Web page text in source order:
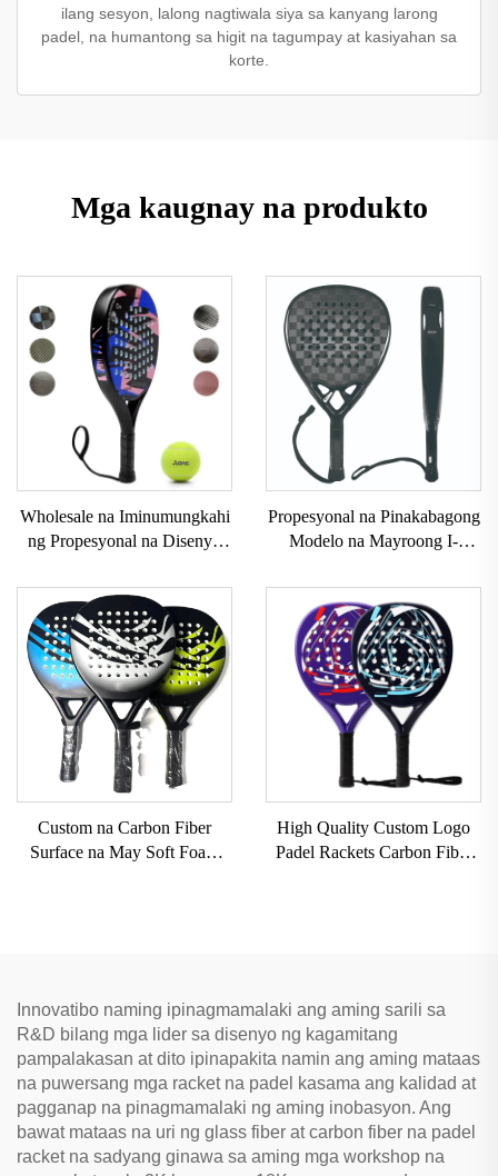
ilang sesyon, lalong nagtiwala siya sa kanyang larong
padel, na humantong sa higit na tagumpay at kasiyahan sa
korte.
Mga kaugnay na produkto
Wholesale na Iminumungkahi
ng Propesyonal na Disenyo
Raket sa Padel Mga Serbisyo
sa OEM Custom na Gawa na
Mga Raket sa Paddle
Propesyonal na Pinakabagong
Modelo na Mayroong I-
na Propesyonal na Paddle
Tennis Padel Raket
Custom na Carbon Fiber
Surface na May Soft Foam
High Quality Custom Logo
Padel Rackets Carbon Fiber
Innovatibo naming ipinagmamalaki ang aming sarili sa
R&D bilang mga lider sa disenyo ng kagamitang
pampalakasan at dito ipinapakita namin ang aming mataas
na puwersang mga racket na padel kasama ang kalidad at
pagganap na pinagmamalaki ng aming inobasyon. Ang
bawat mataas na uri ng glass fiber at carbon fiber na padel
racket na sadyang ginawa sa aming mga workshop na